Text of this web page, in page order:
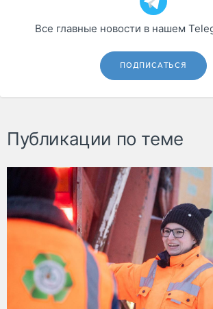
Все главные новости в нашем
ПОДПИСАТЬСЯ
Публикации по теме